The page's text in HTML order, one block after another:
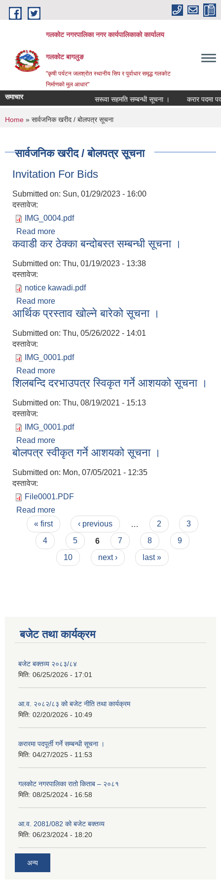
Skip to main content
गलकोट नगरपालिका नगर कार्यपालिकाको कार्यालय
गलकोट बागलुङ
"कृषी पर्यटन जलश्रोत स्थानीय सिप र पुर्वाधार समृद्ध गलकोट
निर्माणको मुल आधार"
समाचार सरूवा सहमति सम्बन्धी सूचना । करार पदमा
You are here
Home » सार्वजनिक खरीद / बोलपत्र सूचना
सार्वजनिक खरीद / बोलपत्र सूचना
Invitation For Bids
Submitted on: Sun, 01/29/2023 - 16:00
दस्तावेज:
IMG_0004.pdf
Read more
कवाडी कर ठेक्का बन्दोबस्त सम्बन्धी सूचना ।
Submitted on: Thu, 01/19/2023 - 13:38
दस्तावेज:
notice kawadi.pdf
Read more
आर्थिक प्रस्ताव खोल्ने बारेको सूचना ।
Submitted on: Thu, 05/26/2022 - 14:01
दस्तावेज:
IMG_0001.pdf
Read more
शिलबन्दि दरभाउपत्र स्विकृत गर्ने आशयको सूचना ।
Submitted on: Thu, 08/19/2021 - 15:13
दस्तावेज:
IMG_0001.pdf
Read more
बोलपत्र स्वीकृत गर्ने आशयको सूचना ।
Submitted on: Mon, 07/05/2021 - 12:35
दस्तावेज:
File0001.PDF
Read more
Pages
« first ‹ previous 2
3
4
5 6 7 8
9
10
next › last »
बजेट तथा कार्यक्रम
बजेट बक्तव्य २०८३/८४
मिति: 06/25/2026 - 17:01
आ.व. २०८२/८३ को बजेट नीति तथा कार्यक्रम
मिति: 02/20/2026 - 10:49
करारमा पदपूर्ती गर्ने सम्बन्धी सूचना ।
मिति: 04/27/2025 - 11:53
गलकोट नगरपालिका रातो किताब – २०८१
मिति: 08/25/2024 - 16:58
आ.व. 2081/082 को बजेट बक्तव्य
मिति: 06/23/2024 - 18:20
अन्य